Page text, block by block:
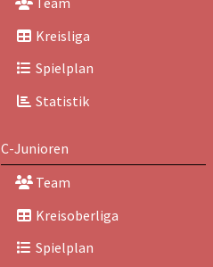
Kreisliga
Spielplan
Statistik
C-Junioren
Team
Kreisoberliga
Spielplan